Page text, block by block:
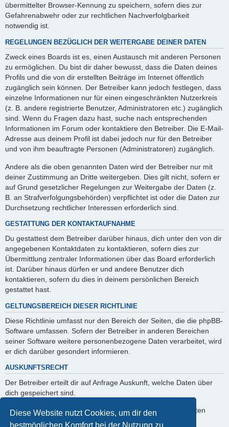
Diese Website nutzt Cookies, um dir den
bestmöglichen Komfort bei der Nutzung zu
übermittelter Browser-Kennung zu speichern, sofern dies zur
Gefahrenabwehr oder zur rechtlichen Nachverfolgbarkeit
notwendig ist.
REGELUNGEN BEZÜGLICH DER WEITERGABE DEINER DATEN
Zweck eines Boards ist es, einen Austausch mit anderen Personen
zu ermöglichen. Du bist dir daher bewusst, dass die Daten deines
Profils und die von dir erstellten Beiträge im Internet öffentlich
zugänglich sein können. Der Betreiber kann jedoch festlegen, dass
einzelne Informationen nur für einen eingeschränkten Nutzerkreis
(z. B. andere registrierte Benutzer, Administratoren etc.) zugänglich
sind. Wenn du Fragen dazu hast, suche nach entsprechenden
Informationen im Forum oder kontaktiere den Betreiber. Die E-Mail-
Adresse aus deinem Profil ist dabei jedoch nur für den Betreiber
und von ihm beauftragte Personen (Administratoren) zugänglich.
Andere als die oben genannten Daten wird der Betreiber nur mit
deiner Zustimmung an Dritte weitergeben. Dies gilt nicht, sofern er
auf Grund gesetzlicher Regelungen zur Weitergabe der Daten (z.
B. an Strafverfolgungsbehörden) verpflichtet ist oder die Daten zur
Durchsetzung rechtlicher Interessen erforderlich sind.
GESTATTUNG DER KONTAKTAUFNAHME
Du gestattest dem Betreiber darüber hinaus, dich unter den von dir
angegebenen Kontaktdaten zu kontaktieren, sofern dies zur
Übermittlung zentraler Informationen über das Board erforderlich
ist. Darüber hinaus dürfen er und andere Benutzer dich
kontaktieren, sofern du dies in deinem persönlichen Bereich
gestattet hast.
GELTUNGSBEREICH DIESER RICHTLINIE
Diese Richtlinie umfasst nur den Bereich der Seiten, die die phpBB-
Software umfassen. Sofern der Betreiber in anderen Bereichen
seiner Software weitere personenbezogene Daten verarbeitet, wird
er dich darüber gesondert informieren.
AUSKUNFTSRECHT
Der Betreiber erteilt dir auf Anfrage Auskunft, welche Daten über
dich gespeichert sind.
Du kannst jederzeit die Löschung bzw. Sperrung deiner Daten
verlangen. Kontaktiere hierzu bitte den Betreiber.